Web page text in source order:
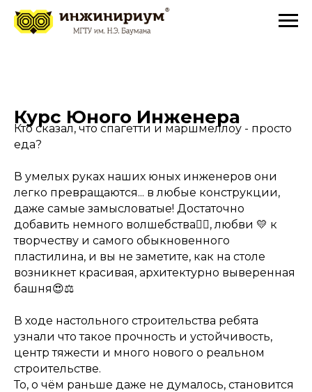
Курс Юного Инженера
Кто сказал, что спагетти и маршмеллоу - просто
еда?
В умелых руках наших юных инженеров они
легко превращаются... в любые конструкции,
даже самые замысловатые! Достаточно
добавить немного волшебства🧚‍♀️, любви 💛 к
творчеству и самого обыкновенного
пластилина, и вы не заметите, как на столе
возникнет красивая, архитектурно выверенная
башня😍⚖️
В ходе настольного строительства ребята
узнали что такое прочность и устойчивость,
центр тяжести и много нового о реальном
строительстве.
То, о чём раньше даже не думалось, становится